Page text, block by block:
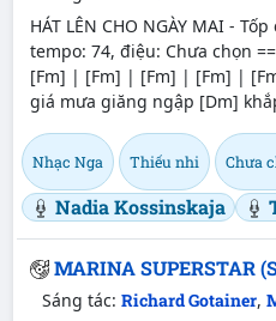
HÁT LÊN CHO NGÀY MAI -
tempo: 74, điệu: Chưa chọn
[Fm] | [Fm] | [Fm] | [Fm] |
giá mưa giăng ngập [Dm]
Nhạc Nga Thiếu nhi Chưa
Nadia Kossinskaja
MARINA SUPERSTAR
Sáng tác: Richard Gotainer,